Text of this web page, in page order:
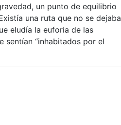
un punto de equilibrio
una ruta que no se dejaba
eludía la euforia de las
sentían “inhabitados por el